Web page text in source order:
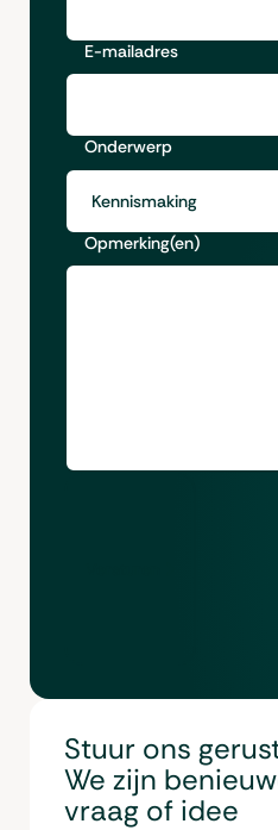
Stuur ons
We zijn
vraag of idee
E-mailadres
Onderwerp
Opmerking(en)